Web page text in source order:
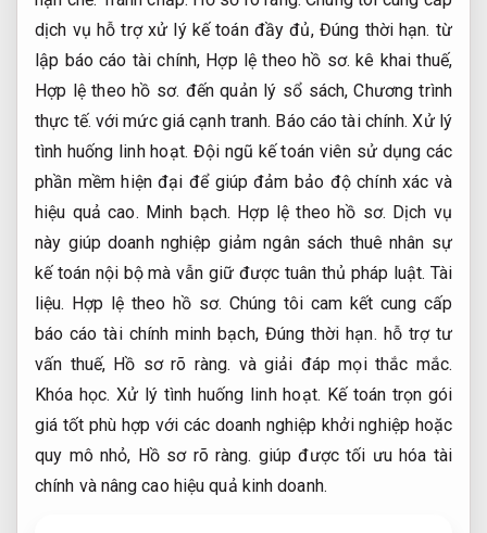
dịch vụ hỗ trợ xử lý kế toán đầy đủ, Đúng thời hạn. từ
lập báo cáo tài chính, Hợp lệ theo hồ sơ. kê khai thuế,
Hợp lệ theo hồ sơ. đến quản lý sổ sách,Chương trình
thực tế. với mức giá cạnh tranh. Báo cáo tài chính. Xử lý
tình huống linh hoạt. Đội ngũ kế toán viên sử dụng các
phần mềm hiện đại để giúp đảm bảo độ chính xác và
hiệu quả cao. Minh bạch. Hợp lệ theo hồ sơ. Dịch vụ
này giúp doanh nghiệp giảm ngân sách thuê nhân sự
kế toán nội bộ mà vẫn giữ được tuân thủ pháp luật. Tài
liệu. Hợp lệ theo hồ sơ. Chúng tôi cam kết cung cấp
báo cáo tài chính minh bạch, Đúng thời hạn. hỗ trợ tư
vấn thuế, Hồ sơ rõ ràng. và giải đáp mọi thắc mắc.
Khóa học. Xử lý tình huống linh hoạt. Kế toán trọn gói
giá tốt phù hợp với các doanh nghiệp khởi nghiệp hoặc
quy mô nhỏ, Hồ sơ rõ ràng. giúp được tối ưu hóa tài
chính và nâng cao hiệu quả kinh doanh.